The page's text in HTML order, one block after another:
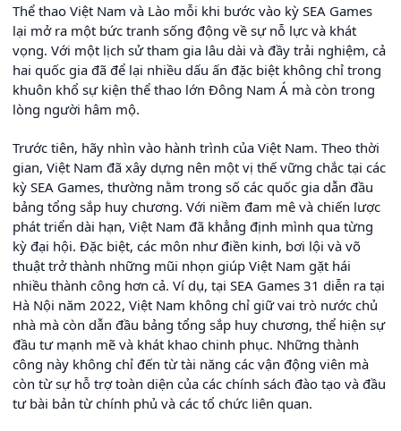
Thể thao Việt Nam và Lào mỗi khi bước vào kỳ SEA Games
lại mở ra một bức tranh sống động về sự nỗ lực và khát
vọng. Với một lịch sử tham gia lâu dài và đầy trải nghiệm, cả
hai quốc gia đã để lại nhiều dấu ấn đặc biệt không chỉ trong
khuôn khổ sự kiện thể thao lớn Đông Nam Á mà còn trong
lòng người hâm mộ.
Trước tiên, hãy nhìn vào hành trình của Việt Nam. Theo thời
gian, Việt Nam đã xây dựng nên một vị thế vững chắc tại các
kỳ SEA Games, thường nằm trong số các quốc gia dẫn đầu
bảng tổng sắp huy chương. Với niềm đam mê và chiến lược
phát triển dài hạn, Việt Nam đã khẳng định mình qua từng
kỳ đại hội. Đặc biệt, các môn như điền kinh, bơi lội và võ
thuật trở thành những mũi nhọn giúp Việt Nam gặt hái
nhiều thành công hơn cả. Ví dụ, tại SEA Games 31 diễn ra tại
Hà Nội năm 2022, Việt Nam không chỉ giữ vai trò nước chủ
nhà mà còn dẫn đầu bảng tổng sắp huy chương, thể hiện sự
đầu tư mạnh mẽ và khát khao chinh phục. Những thành
công này không chỉ đến từ tài năng các vận động viên mà
còn từ sự hỗ trợ toàn diện của các chính sách đào tạo và đầu
tư bài bản từ chính phủ và các tổ chức liên quan.